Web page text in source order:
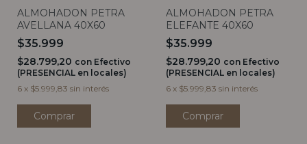
ALMOHADON PETRA
AVELLANA 40X60
$35.999
$28.799,20 con Efectivo
(PRESENCIAL en locales)
6 x $5.999,83 sin interés
Comprar
ALMOHADON PETRA
ELEFANTE 40X60
$35.999
$28.799,20 con Efectivo
(PRESENCIAL en locales)
6 x $5.999,83 sin interés
Comprar